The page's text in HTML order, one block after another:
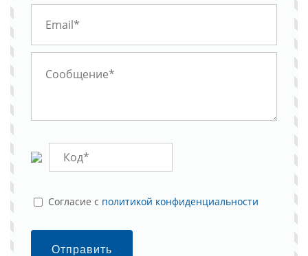
Cогласие с политикой конфиденциальности
Отправить